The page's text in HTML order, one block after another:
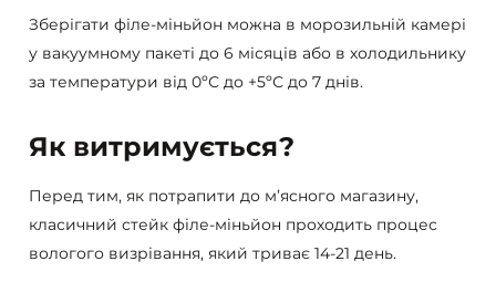
Зберігати філе-міньйон можна в морозильній камері
у вакуумному пакеті до 6 місяців або в холодильнику
за температури від 0ºС до +5ºС до 7 днів.
Як витримується?
Перед тим, як потрапити до м’ясного магазину,
класичний стейк філе-міньйон проходить процес
вологого визрівання, який триває 14-21 день.